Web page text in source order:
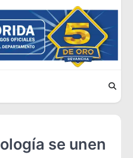
se unen